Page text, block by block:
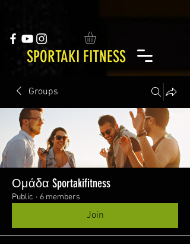
SPORTAKI FITNESS
Groups
Ομάδα Sportakifitness
Public · 6 members
Join